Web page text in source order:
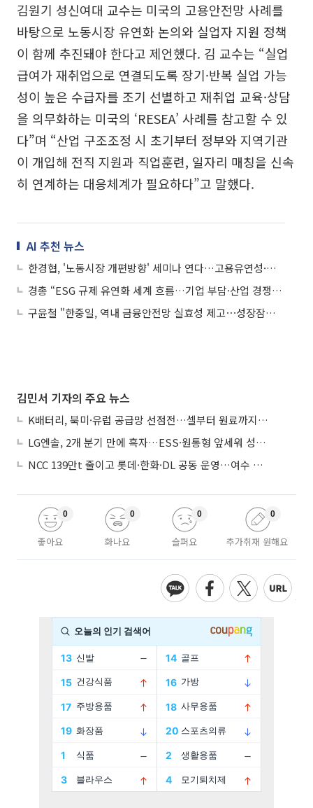
김원기 성신여대 교수는 미국의 고용안전망 사례를
바탕으로 노동시장 유연화 논의와 실업자 지원 정책
이 함께 추진돼야 한다고 제언했다. 김 교수는 “실업
급여가 재취업으로 연결되도록 장기·반복 실업 가능
성이 높은 수급자를 조기 선별하고 재취업 교육·상담
을 의무화하는 미국의 ‘RESEA’ 사례를 참고할 수 있
다”며 “산업 구조조정 시 초기부터 정부와 지역기관
이 개입해 전직 지원과 직업훈련, 일자리 매칭을 신속
히 연계하는 대응체계가 필요하다”고 말했다.
AI 추천 뉴스
한경협, '노동시장 개편방향' 세미나 연다…고용유연성·안전망 강화 논의
경총 “ESG 규제 유연화 세계 흐름…기업 부담·산업 경쟁력 고려해야”
구윤철 "한중일, 역내 금융안전망 실효성 제고⋯성장잠재력 저하 공동 대응"
김민서 기자의 주요 뉴스
K배터리, 북미·유럽 공급망 선점전…셀부터 원료까지 현지화
LG엔솔, 2개 분기 만에 흑자…ESS·원통형 앞세워 성장 가속
NCC 139만t 줄이고 롯데·한화·DL 공동 운영…여수 1호 본궤도
좋아요
0
화나요
0
슬퍼요
0
추가취재 원해요
0